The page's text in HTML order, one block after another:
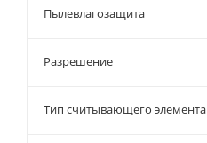
Пылевлагозащита
Разрешение
Тип считывающего элемента